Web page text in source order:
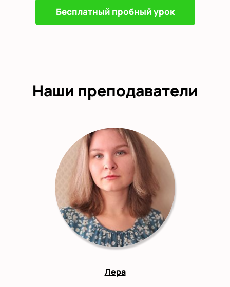
Бесплатный пробный урок
Наши преподаватели
Лера